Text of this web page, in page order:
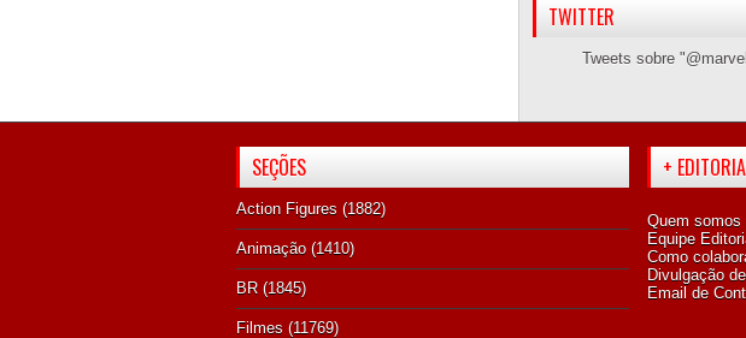
TWITTER
Tweets sobre
SEÇÕES
Action Figures (1882)
Animação (1410)
BR (1845)
Filmes (11769)
+
Quem somos
Equipe
Como
Divulgação
Email de